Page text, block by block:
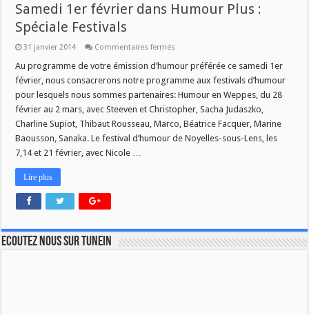
Samedi 1er février dans Humour Plus :
Spéciale Festivals
31 janvier 2014 Commentaires fermés
1er
février
dans
Humour
Plus
:
Spéciale
Festivals
Au programme de votre émission d’humour préférée ce samedi 1er
février, nous consacrerons notre programme aux festivals d’humour
pour lesquels nous sommes partenaires: Humour en Weppes, du 28
février au 2 mars, avec Steeven et Christopher, Sacha Judaszko,
Charline Supiot, Thibaut Rousseau, Marco, Béatrice Facquer, Marine
Baousson, Sanaka. Le festival d’humour de Noyelles-sous-Lens, les
7,14 et 21 février, avec Nicole …
Lire plus
Ecoutez nous sur TuneIn